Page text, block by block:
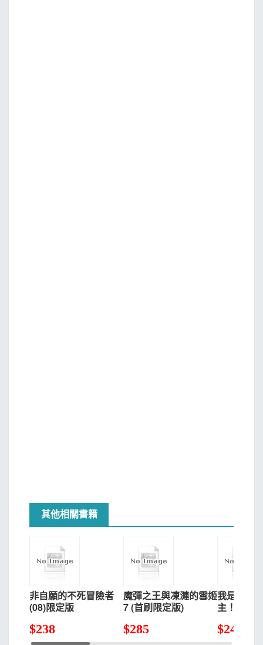
其他相關書籍
非自願的不死冒險者
(08)限定版
$238
魔彈之王與凍漣的雪姬
7 (首刷限定版)
$285
我是星際
主！ 3 (首
$247